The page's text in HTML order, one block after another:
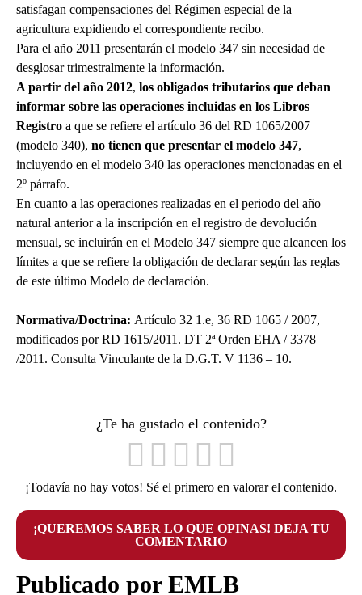
satisfagan compensaciones del Régimen especial de la
agricultura expidiendo el correspondiente recibo.
Para el año 2011 presentarán el modelo 347 sin necesidad de
desglosar trimestralmente la información.
A partir del año 2012, los obligados tributarios que deban
informar sobre las operaciones incluidas en los Libros
Registro a que se refiere el artículo 36 del RD 1065/2007
(modelo 340), no tienen que presentar el modelo 347,
incluyendo en el modelo 340 las operaciones mencionadas en el
2º párrafo.
En cuanto a las operaciones realizadas en el periodo del año
natural anterior a la inscripción en el registro de devolución
mensual, se incluirán en el Modelo 347 siempre que alcancen los
límites a que se refiere la obligación de declarar según las reglas
de este último Modelo de declaración.
Normativa/Doctrina: Artículo 32 1.e, 36 RD 1065 / 2007,
modificados por RD 1615/2011. DT 2ª Orden EHA / 3378
/2011. Consulta Vinculante de la D.G.T. V 1136 – 10.
¿Te ha gustado el contenido?
¡Todavía no hay votos! Sé el primero en valorar el contenido.
¡QUEREMOS SABER LO QUE OPINAS! DEJA TU
COMENTARIO
Publicado por EMLB